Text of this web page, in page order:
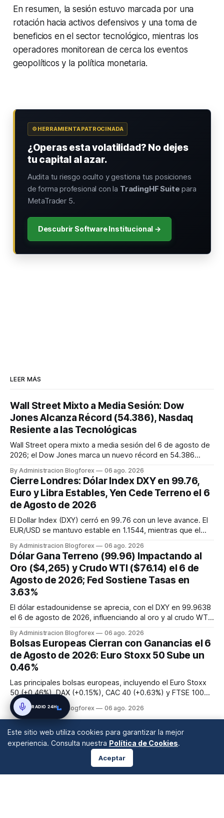
En resumen, la sesión estuvo marcada por una
rotación hacia activos defensivos y una toma de
beneficios en el sector tecnológico, mientras los
operadores monitorean de cerca los eventos
geopolíticos y la política monetaria.
⚙️ HERRAMIENTA PATROCINADA
¿Operas esta volatilidad? No dejes
tu capital al azar.
Audita tu riesgo oculto y gestiona tus posiciones
de forma profesional con la TradingHF Suite para
MetaTrader 5.
Descubrir Software Institucional →
LEER MÁS
Wall Street Mixto a Media Sesión: Dow
Jones Alcanza Récord (54.386), Nasdaq
Resiente a las Tecnológicas
Wall Street opera mixto a media sesión del 6 de agosto de
2026; el Dow Jones marca un nuevo récord en 54.386
la debilidad en el sector tecnológico y el petróleo WTI sube
a 76,31 dólares.
By Administracion Blogforex 06 ago. 2026
Cierre Londres: Dólar Index DXY en 99.76,
Euro y Libra Estables, Yen Cede Terreno el 6
de Agosto de 2026
El Dollar Index (DXY) cerró en 99.76 con un leve avance. El
EUR/USD se mantuvo estable en 1.1544, mientras que el
a 157.88, cediendo parte de sus ganancias tras las
intervenciones. Los mercados siguen atentos al acuerdo
sobre Ormuz y dato...
By Administracion Blogforex 06 ago. 2026
Dólar Gana Terreno (99.96) Impactando al
Oro ($4,265) y Crudo WTI ($76.14) el 6 de
Agosto de 2026; Fed Sostiene Tasas en
3.63%
El dólar estadounidense se aprecia, con el DXY en 99.9638
el 6 de agosto de 2026, influenciando al oro y al crudo WTI.
expectativas de política de la Fed, mientras que el crudo
WTI se sitúa en $76.14, afectado por la geopolítica. La Fed
mant...
By Administracion Blogforex 06 ago. 2026
Bolsas Europeas Cierran con Ganancias el 6
de Agosto de 2026: Euro Stoxx 50 Sube un
0.46%
Las principales bolsas europeas, incluyendo el Euro Stoxx
50 (+0.46%), DAX (+0.15%), CAC 40 (+0.63%) y FTSE 100
(+0.23%), cerraron la jornada del 6 de agosto de 2026 con
ganancias, impulsadas por los resultados corporativos y las
By Administracion Blogforex 06 ago. 2026
Este sitio web utiliza cookies para garantizar la mejor
experiencia. Consulta nuestra Política de Cookies.
Aceptar
RADIO 24H